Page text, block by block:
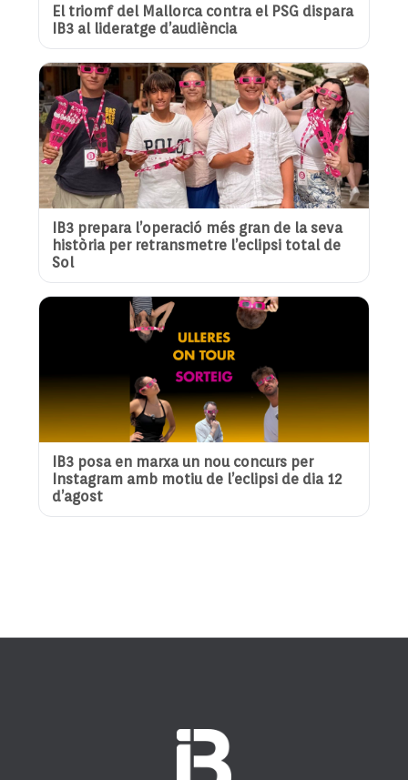
El triomf del Mallorca contra el PSG dispara
IB3 al lideratge d’audiència
IB3 prepara l’operació més gran de la seva
història per retransmetre l’eclipsi total de
Sol
IB3 posa en marxa un nou concurs per
Instagram amb motiu de l’eclipsi de dia 12
d’agost